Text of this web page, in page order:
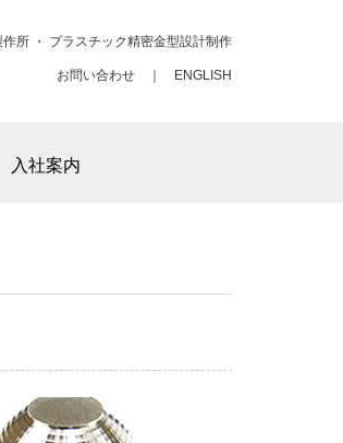
所 ・ プラスチック精密金型設計制作
お問い合わせ ENGLISH
入社案内